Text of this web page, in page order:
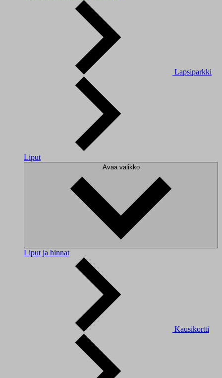
Lapsiparkki
Liput
Avaa valikko
Liput ja hinnat
Kausikortti